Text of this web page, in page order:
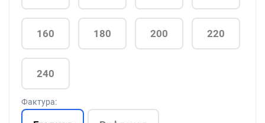
160 180 200 220
240
Фактура: